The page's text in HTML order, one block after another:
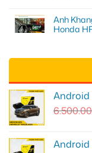
Anh
Honda
Android
Android